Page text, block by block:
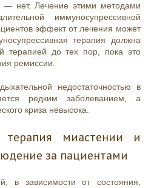
— нет. Лечение этими методами
иммуносупрессивной
эффект от лечения может
терапия должна
терапией до тех пор, пока это
ремиссии.
недостаточностью в
редким заболеванием, а
криза невысока.
миастении и
за пациентами
в зависимости от состояния,